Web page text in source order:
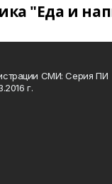
"Еда и
СМИ: Серия ПИ
г.